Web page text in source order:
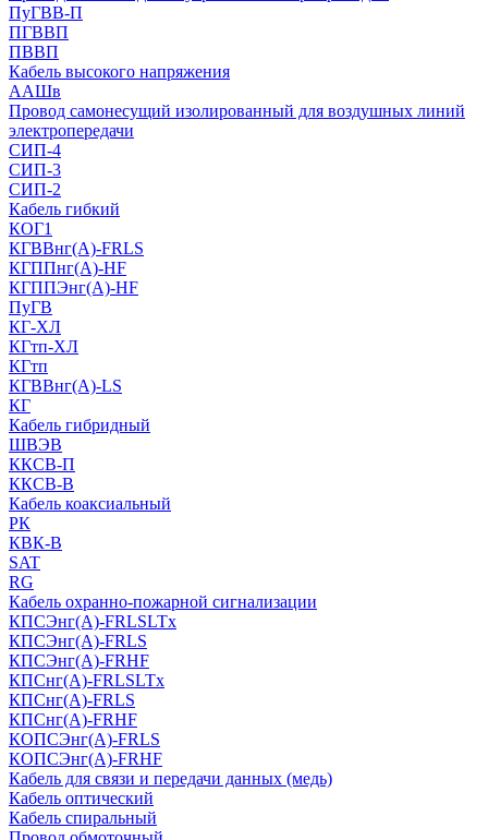
ПуГВВ-П
ПГВВП
ПВВП
Кабель высокого напряжения
ААШв
Провод самонесущий изолированный для воздушных линий
электропередачи
СИП-4
СИП-3
СИП-2
Кабель гибкий
КОГ1
КГВВнг(А)-FRLS
КГППнг(A)-HF
КГППЭнг(A)-HF
ПуГВ
КГ-ХЛ
КГтп-ХЛ
КГтп
КГВВнг(А)-LS
КГ
Кабель гибридный
ШВЭВ
ККСВ-П
ККСВ-В
Кабель коаксиальный
РК
КВК-В
SAT
RG
Кабель охранно-пожарной сигнализации
КПСЭнг(А)-FRLSLTx
КПСЭнг(А)-FRLS
КПСЭнг(А)-FRHF
КПСнг(А)-FRLSLTx
КПСнг(А)-FRLS
КПСнг(А)-FRHF
КОПСЭнг(А)-FRLS
КОПСЭнг(А)-FRHF
Кабель для связи и передачи данных (медь)
Кабель оптический
Кабель спиральный